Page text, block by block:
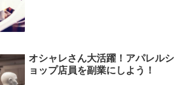
オシャレさん大活躍！アパレルシ
ョップ店員を副業にしよう！